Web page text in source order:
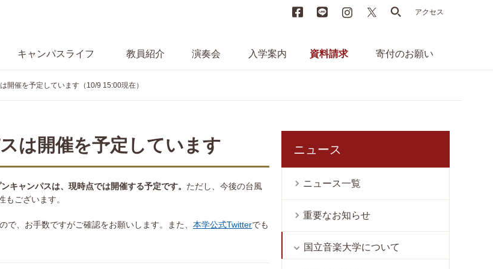
FacebookLINE instagram search
アクセス
キャンパスライフ 教員紹介 演奏会 入学案内 資料請求 寄付のお願い
開催を予定しています（10/9 15:00現在）
は開催を予定しています
キャンパスは、現時点では開催する予定です。 ただし、今後の台風
ございます。
、お手数ですがご確認をお願いします。また、 本学公式Twitterでも
ニュース
ニュース一覧
重要なお知らせ
国立音楽大学について